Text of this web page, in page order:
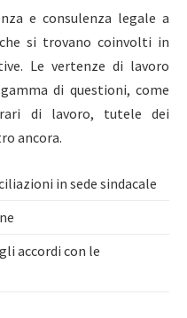
e consulenza legale a
si trovano coinvolti in
Le vertenze di lavoro
di questioni, come
di lavoro, tutele dei
ancora.
in sede sindacale
accordi con le